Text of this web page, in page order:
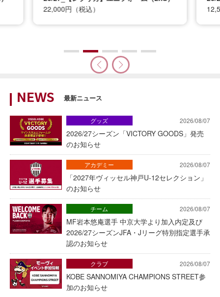
22,000円（税込）
NEWS 最新ニュース
2026/08/07
2026/27シーズン「VICTORY GOODS」発売
のお知らせ
グッズ
2026/08/07
「2027年ヴィッセル神戸U-12セレクション」
のお知らせ
アカデミー
2026/08/07
MF岩本悠庵選手 中京大学より加入内定及び
2026/27シーズンJFA・Jリーグ特別指定選手承
認のお知らせ
チーム
2026/08/07
KOBE SANNOMIYA CHAMPIONS STREET参
加のお知らせ
クラブ